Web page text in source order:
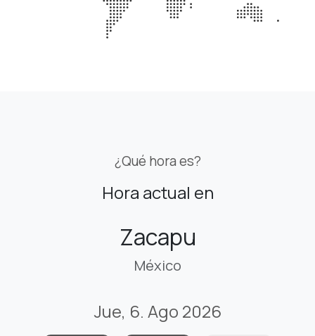
¿Qué hora es?
Hora actual en
Zacapu
México
Jue, 6. Ago 2026